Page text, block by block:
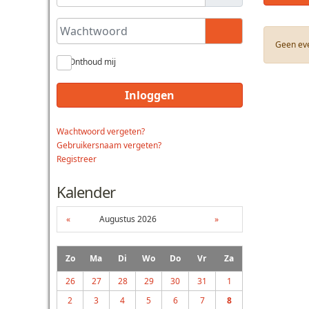
Wachtwoord
Toon
Onthoud mij
Inloggen
Wachtwoord vergeten?
Gebruikersnaam vergeten?
Registreer
Kalender
« Augustus 2026 »
Zo Ma Di Wo Do Vr
Za
26
27 28 29 30 31
1
2
3 4 5 6 7 8
Geen